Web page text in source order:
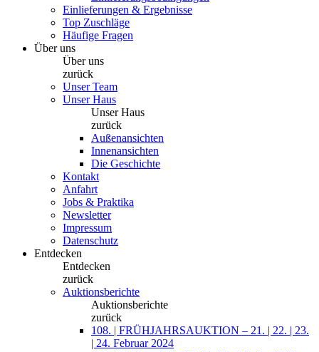
Einlieferungen & Ergebnisse
Top Zuschläge
Häufige Fragen
Über uns
Über uns
zurück
Unser Team
Unser Haus
Unser Haus
zurück
Außenansichten
Innenansichten
Die Geschichte
Kontakt
Anfahrt
Jobs & Praktika
Newsletter
Impressum
Datenschutz
Entdecken
Entdecken
zurück
Auktionsberichte
Auktionsberichte
zurück
108. | FRÜHJAHRSAUKTION – 21. | 22. | 23.
| 24. Februar 2024